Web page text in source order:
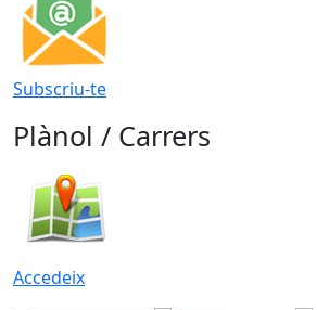
Subscriu-te
Plànol / Carrers
Accedeix